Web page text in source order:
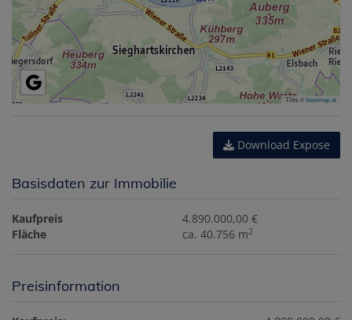
Tiles ©basemap.at
Download Expose
Basisdaten zur Immobilie
Kaufpreis
4.890.000,00 €
Fläche
ca. 40.756 m2
Preisinformation